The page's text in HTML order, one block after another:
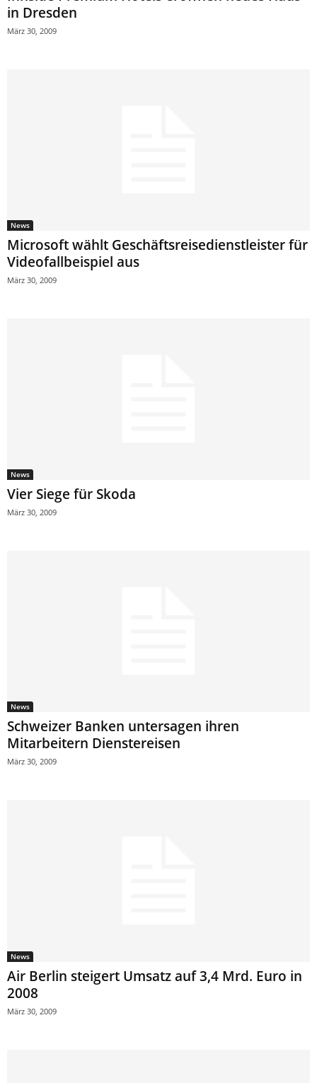
in Dresden
März 30, 2009
News
Microsoft wählt Geschäftsreisedienstleister für
Videofallbeispiel aus
März 30, 2009
News
Vier Siege für Skoda
März 30, 2009
News
Schweizer Banken untersagen ihren
Mitarbeitern Dienstereisen
März 30, 2009
News
Air Berlin steigert Umsatz auf 3,4 Mrd. Euro in
2008
März 30, 2009